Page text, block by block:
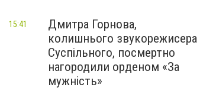
Дмитра Горнова,
колишнього звукорежисера
Суспільного, посмертно
нагородили орденом «За
мужність»
15:41